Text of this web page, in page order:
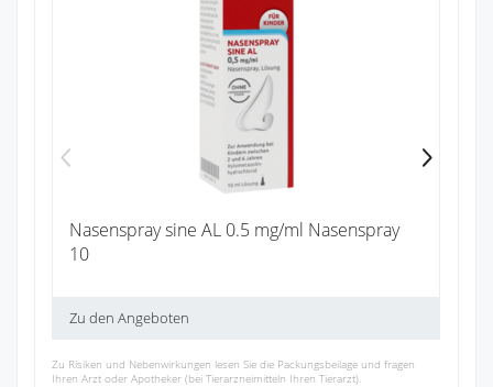
Nasenspray sine AL 0.5 mg/ml Nasenspray
10
Zu den Angeboten
Zu Risiken und Nebenwirkungen lesen Sie die Packungsbeilage und fragen
Ihren Arzt oder Apotheker (bei Tierarzneimitteln Ihren Tierarzt).